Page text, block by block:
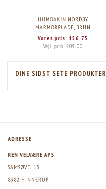
HUMDAKIN NORDBY
MARMORPLADE, BRUN
Vores pris: 156,75
Vejl. pris: 209,00
DINE SIDST SETE PRODUKTER
ADRESSE
REN VELVÆRE APS
SAMSØVEJ 13
8382 HINNERUP